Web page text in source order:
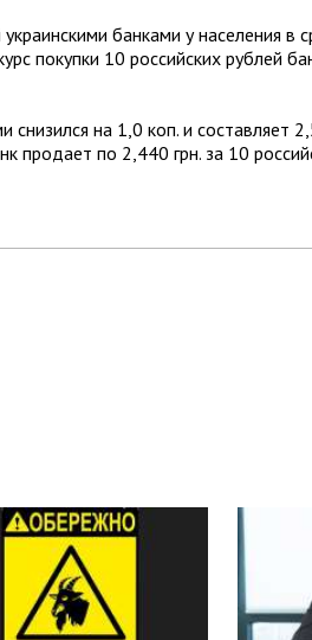
банками у населения в
покупки 10 российских рублей
на 1,0 коп. и составляет
продает по 2,440 грн. за 10